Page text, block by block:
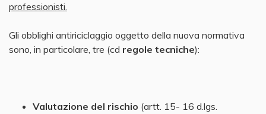
professionisti.
Gli obblighi antiriciclaggio oggetto della nuova normativa
sono, in particolare, tre (cd regole tecniche):
Valutazione del rischio (artt. 15- 16 d.lgs.